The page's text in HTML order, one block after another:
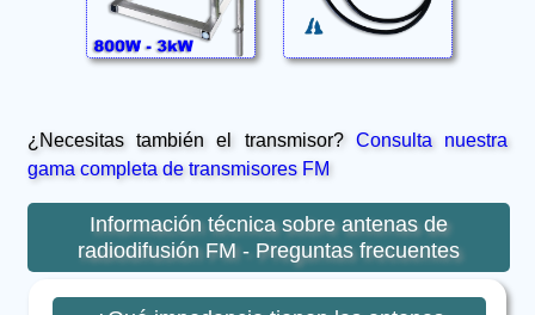
¿Necesitas también el transmisor? Consulta nuestra
gama completa de transmisores FM
Información técnica sobre antenas de
radiodifusión FM - Preguntas frecuentes